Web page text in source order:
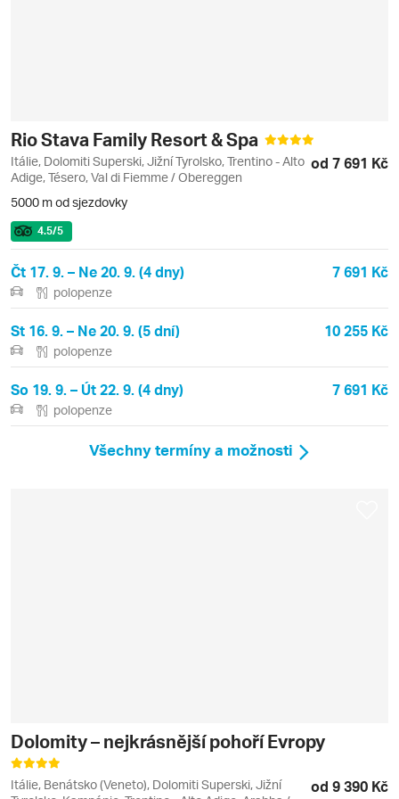
Rio Stava Family Resort & Spa
Itálie, Dolomiti Superski, Jižní Tyrolsko, Trentino - Alto
Adige, Tésero, Val di Fiemme / Obereggen
od 7 691 Kč
5000 m od sjezdovky
4.5/5
Čt 17. 9. – Ne 20. 9. (4 dny) 7 691 Kč
polopenze
St 16. 9. – Ne 20. 9. (5 dní) 10 255 Kč
polopenze
So 19. 9. – Út 22. 9. (4 dny) 7 691 Kč
polopenze
Všechny termíny a možnosti
Dolomity – nejkrásnější pohoří Evropy
Itálie, Benátsko (Veneto), Dolomiti Superski, Jižní
od 9 390 Kč